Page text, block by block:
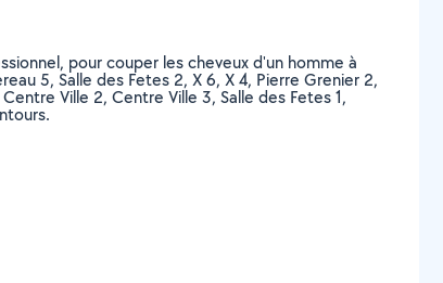
pour couper les cheveux d'un homme à
5, Salle des Fetes 2, X 6, X 4, Pierre Grenier 2,
Ville 2, Centre Ville 3, Salle des Fetes 1,